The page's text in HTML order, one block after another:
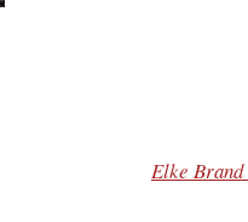
Elke Brand